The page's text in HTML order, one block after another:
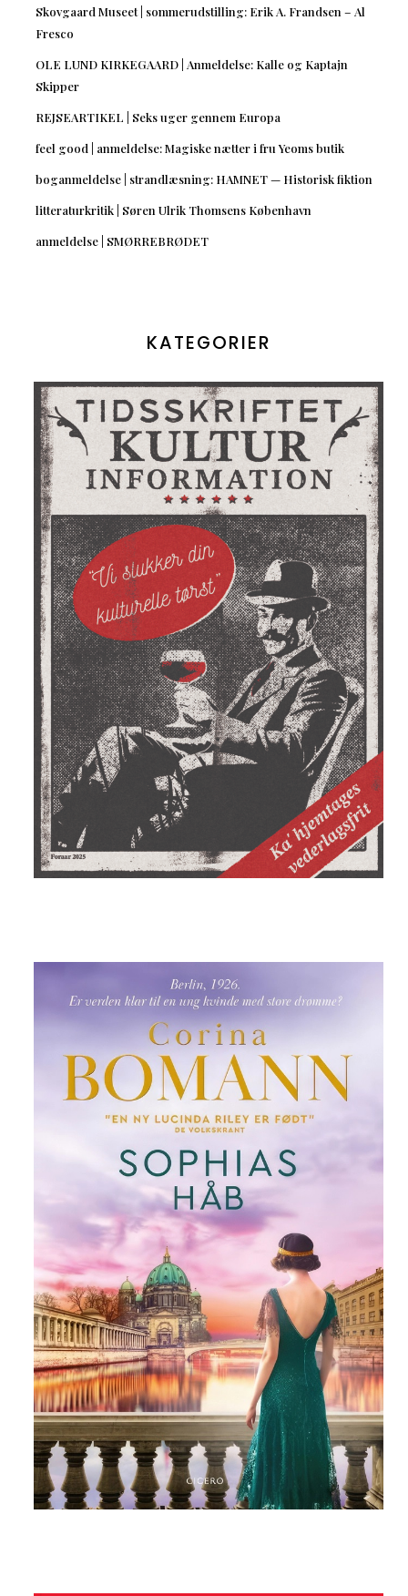
Skovgaard Museet | sommerudstilling: Erik A. Frandsen – Al
Fresco
OLE LUND KIRKEGAARD | Anmeldelse: Kalle og Kaptajn
Skipper
REJSEARTIKEL | Seks uger gennem Europa
feel good | anmeldelse: Magiske nætter i fru Yeoms butik
boganmeldelse | strandlæsning: HAMNET — Historisk fiktion
litteraturkritik | Søren Ulrik Thomsens København
anmeldelse | SMØRREBRØDET
KATEGORIER